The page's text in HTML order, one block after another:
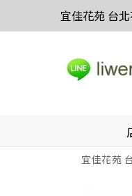
宜佳花苑 台
宜佳花苑